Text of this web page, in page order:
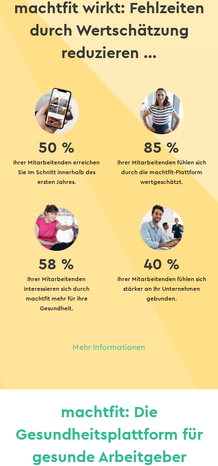
machtfit wirkt: Fehlzeiten
durch Wertschätzung
reduzieren ...
50 %
Ihrer Mitarbeitenden erreichen
Sie im Schnitt innerhalb des
ersten Jahres.
85 %
Ihrer Mitarbeitenden fühlen sich
durch die machtfit-Plattform
wertgeschätzt.
58 %
Ihrer Mitarbeitenden
interessieren sich durch
machtfit mehr für ihre
Gesundheit.
40 %
Ihrer Mitarbeitenden fühlen sich
stärker an Ihr Unternehmen
gebunden.
Mehr Informationen
machtfit: Die
Gesundheitsplattform für
gesunde Arbeitgeber